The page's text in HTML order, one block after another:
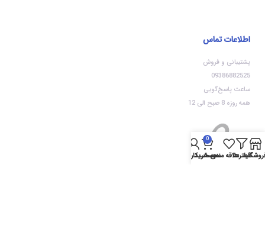
اطلاعات تماس
پشتیبانی و فروش
09386882525
ساعت پاسخ‌گویی
همه روزه 8 صبح الی 12
فیلترهاعلاقه مندی
0
سبد خرید
حساب کاربری من